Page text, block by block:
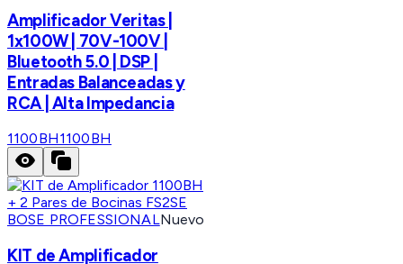
Amplificador Veritas |
1x100W | 70V-100V |
Bluetooth 5.0 | DSP |
Entradas Balanceadas y
RCA | Alta Impedancia
1100BH1100BH
BOSE PROFESSIONALNuevo
KIT de Amplificador